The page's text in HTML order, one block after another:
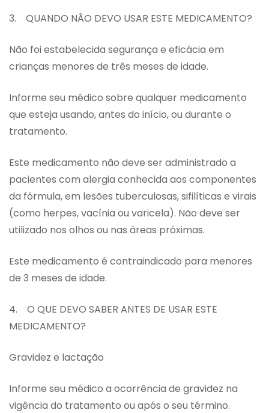
3. QUANDO NÃO DEVO USAR ESTE MEDICAMENTO?
Não foi estabelecida segurança e eficácia em
crianças menores de três meses de idade.
Informe seu médico sobre qualquer medicamento
que esteja usando, antes do início, ou durante o
tratamento.
Este medicamento não deve ser administrado a
pacientes com alergia conhecida aos componentes
da fórmula, em lesões tuberculosas, sifilíticas e virais
(como herpes, vacínia ou varicela). Não deve ser
utilizado nos olhos ou nas áreas próximas.
Este medicamento é contraindicado para menores
de 3 meses de idade.
4. O QUE DEVO SABER ANTES DE USAR ESTE
MEDICAMENTO?
Gravidez e lactação
Informe seu médico a ocorrência de gravidez na
vigência do tratamento ou após o seu término.